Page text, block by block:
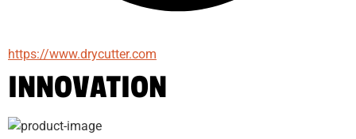
https://www.drycutter.com
INNOVATION